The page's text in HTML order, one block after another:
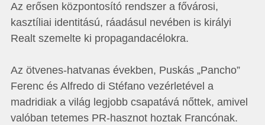
Az erősen központosító rendszer a fővárosi,
kasztíliai identitású, ráadásul nevében is királyi
Realt szemelte ki propagandacélokra.
Az ötvenes-hatvanas években, Puskás „Pancho”
Ferenc és Alfredo di Stéfano vezérletével a
madridiak a világ legjobb csapatává nőttek, amivel
valóban tetemes PR-hasznot hoztak Francónak.